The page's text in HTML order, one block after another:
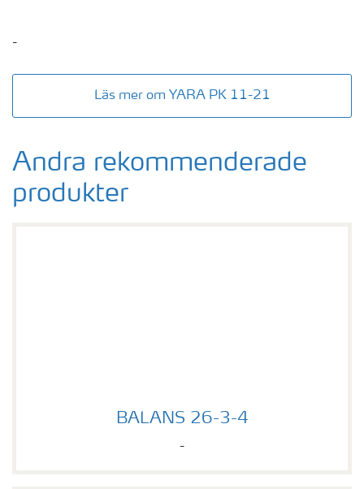
-
Läs mer om YARA PK 11-21
Andra rekommenderade
produkter
BALANS 26-3-4
BALANS 26-3-4
-